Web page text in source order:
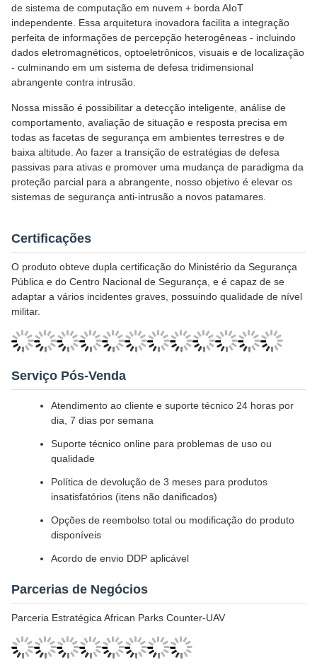
de sistema de computação em nuvem + borda AIoT
independente. Essa arquitetura inovadora facilita a integração
perfeita de informações de percepção heterogêneas - incluindo
dados eletromagnéticos, optoeletrônicos, visuais e de localização
- culminando em um sistema de defesa tridimensional
abrangente contra intrusão.
Nossa missão é possibilitar a detecção inteligente, análise de
comportamento, avaliação de situação e resposta precisa em
todas as facetas de segurança em ambientes terrestres e de
baixa altitude. Ao fazer a transição de estratégias de defesa
passivas para ativas e promover uma mudança de paradigma da
proteção parcial para a abrangente, nosso objetivo é elevar os
sistemas de segurança anti-intrusão a novos patamares.
Certificações
O produto obteve dupla certificação do Ministério da Segurança
Pública e do Centro Nacional de Segurança, e é capaz de se
adaptar a vários incidentes graves, possuindo qualidade de nível
militar.
Serviço Pós-Venda
Atendimento ao cliente e suporte técnico 24 horas por
dia, 7 dias por semana
Suporte técnico online para problemas de uso ou
qualidade
Política de devolução de 3 meses para produtos
insatisfatórios (itens não danificados)
Opções de reembolso total ou modificação do produto
disponíveis
Acordo de envio DDP aplicável
Parcerias de Negócios
Parceria Estratégica African Parks Counter-UAV